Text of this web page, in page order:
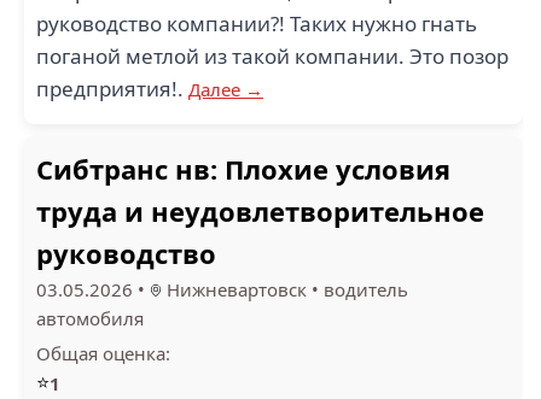
руководство компании?! Таких нужно гнать
поганой метлой из такой компании. Это позор
предприятия!. Далее →
Сибтранс нв: Плохие условия
труда и неудовлетворительное
руководство
03.05.2026 • Нижневартовск • водитель
автомобиля
Общая оценка:
⭐1